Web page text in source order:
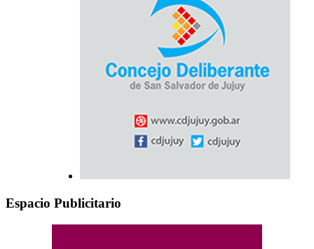
Espacio Publicitario